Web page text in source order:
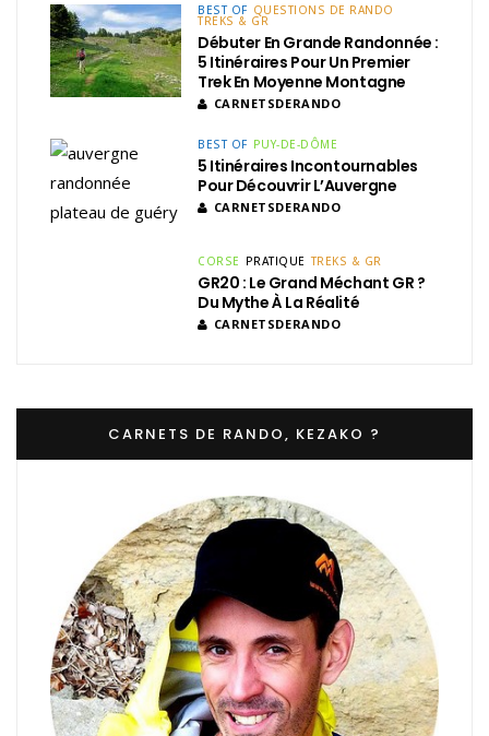
BEST OF QUESTIONS DE RANDO
TREKS & GR
Débuter En Grande Randonnée :
5 Itinéraires Pour Un Premier
Trek En Moyenne Montagne
CARNETSDERANDO
BEST OF PUY-DE-DÔME
5 Itinéraires Incontournables
Pour Découvrir L’Auvergne
CARNETSDERANDO
CORSE PRATIQUE TREKS & GR
GR20 : Le Grand Méchant GR ?
Du Mythe À La Réalité
CARNETSDERANDO
CARNETS DE RANDO, KEZAKO ?